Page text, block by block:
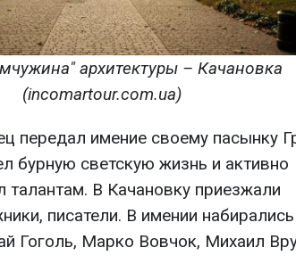
архитектуры – Качановка
(incomartour.com.ua)
передал имение своему пасынку
бурную светскую жизнь и активно
талантам. В Качановку приезжали
писатели. В имении набирались
Гоголь, Марко Вовчок, Михаил